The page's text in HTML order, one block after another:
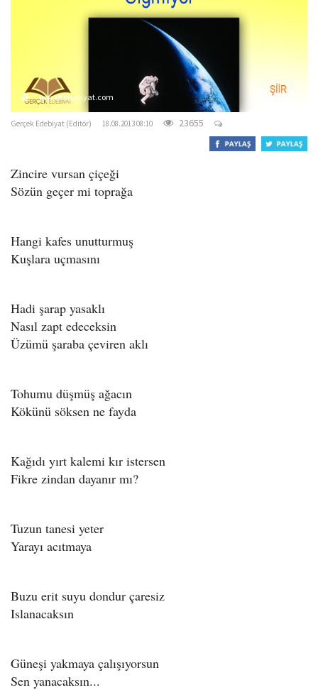
gercekedebiyat.com
Gerçek Edebiyat (Editör) 18.08.2013 08:10 23655
Zincire vursan çiçeği
Sözün geçer mi toprağa
Hangi kafes unutturmuş
Kuşlara uçmasını
Hadi şarap yasaklı
Nasıl zapt edeceksin
Üzümü şaraba çeviren aklı
Tohumu düşmüş ağacın
Kökünü söksen ne fayda
Kağıdı yırt kalemi kır istersen
Fikre zindan dayanır mı?
Tuzun tanesi yeter
Yarayı acıtmaya
Buzu erit suyu dondur çaresiz
Islanacaksın
Güneşi yakmaya çalışıyorsun
Sen yanacaksın...